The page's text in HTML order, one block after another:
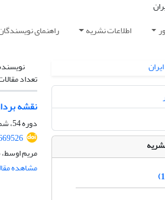
اطلاعات نشریه راهنمای
تعداد
نقشه
دوره 54، شماره 11، بهمن 1402، صفحه
مریم
مشاهده